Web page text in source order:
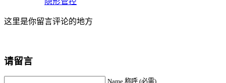
这里是你留言评论的地方
请留言
Name 称呼 (必需)